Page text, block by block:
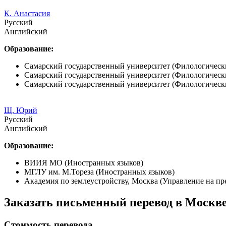
К. Анастасия
Русский
Английский
Образование:
Самарский государственный университет
Самарский государственный университет
Самарский государственный университет
Щ. Юрий
Русский
Английский
Образование:
ВИИЯ МО (Иностранных языков)
МГЛУ им. М.Тореза (Иностранных языков)
Академия по землеустройству, Москва (Управление на
Заказать письменный перевод в